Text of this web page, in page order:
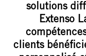
solutions
Extenso
clients